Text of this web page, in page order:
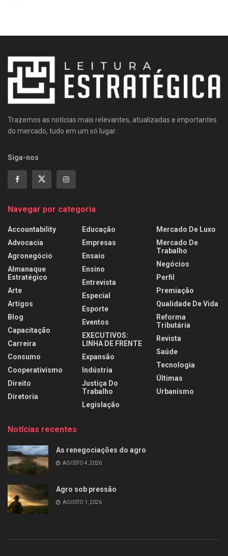
Trazemos as notícias mais relevantes, atualizadas e importantes
do mercado, tudo em um só lugar.
Siga-nos
Navegar por categoria
Accountability
Advocacia
Agronegócio
Almanaque
Estratégico
Arte
Artigos
Blog
Capacitação
Carreira
Consumo
Cooperativismo
Direito
Diretoria
Educação
Empresas
Ensaio
Ensino
Entrevista
Especial
Esporte
Eventos
EXECUTIVOS:
LINHA DE FRENTE
Expansão
Indústria
Justiça Do
Trabalho
Legislação
Mercado De Luxo
Mercado De
Trabalho
Negócios
Perfil
Premiação
Qualidade De Vida
Reforma
Tributária
Revista
Saúde
Tecnologia
Últimas
Urbanismo
Notícias recentes
As renegociações do agro
AGOSTO 4, 2026
Agro sob pressão
AGOSTO 1, 2026